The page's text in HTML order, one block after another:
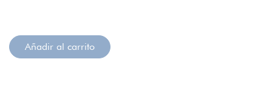
Añadir al carrito